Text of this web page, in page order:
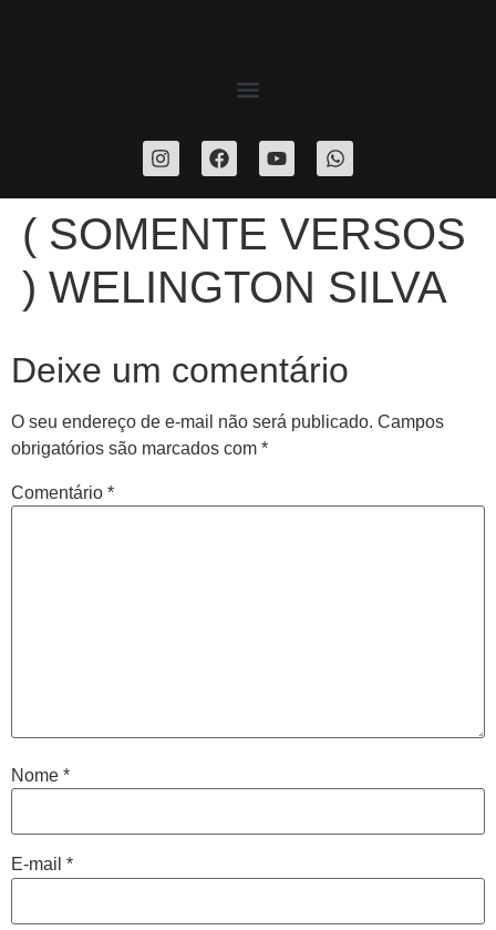
( SOMENTE VERSOS
) WELINGTON SILVA
Deixe um comentário
O seu endereço de e-mail não será publicado. Campos
obrigatórios são marcados com *
Comentário *
Nome *
E-mail *